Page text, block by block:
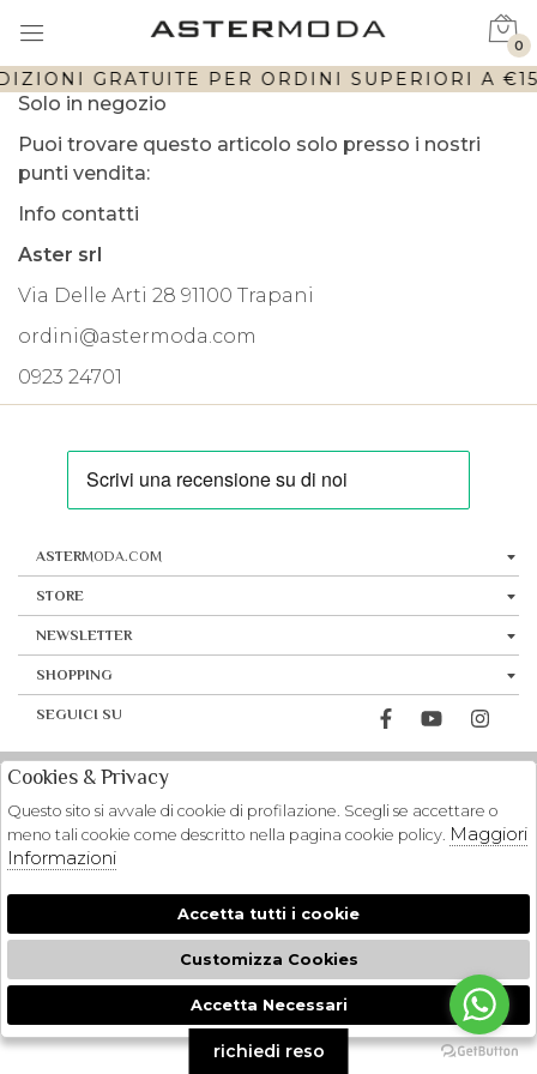
GRATUITE PER ORDINI SUPERIORI A
0
Solo in negozio
Puoi trovare questo articolo solo presso i nostri
punti vendita:
Info contatti
Aster srl
Via Delle Arti 28 91100 Trapani
ordini@astermoda.com
0923 24701
ASTERMODA.COM
STORE
NEWSLETTER
SHOPPING
SEGUICI SU
🍪
richiedi reso
Cookies & Privacy
Questo sito si avvale di cookie di profilazione. Scegli se accettare o
meno tali cookie come descritto nella pagina cookie policy. Maggiori
Informazioni
Accetta tutti i cookie
Customizza Cookies
Accetta Necessari